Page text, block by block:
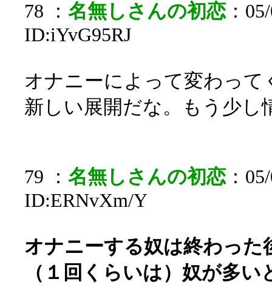
78 ： 名無しさんの初恋：
ID:iYvG95RJ
オナニーによって変わって
新しい展開だな。もう少し
79 ： 名無しさんの初恋：
ID:ERNvXm/Y
オナニーする奴は終わった
（１回くらいは）奴が多い